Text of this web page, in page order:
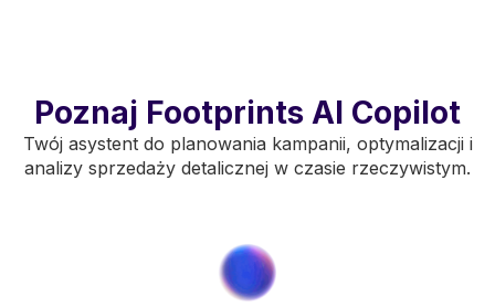
Poznaj Footprints AI Copilot
Twój asystent do planowania kampanii, optymalizacji i
analizy sprzedaży detalicznej w czasie rzeczywistym.